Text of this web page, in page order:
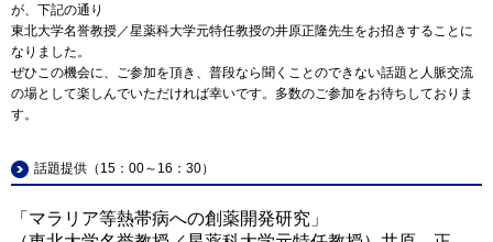
が、下記の通り
東北大学名誉教授／星薬科大学元特任教授の井原正隆先生をお招きすることに
なりました。
ぜひこの機会に、ご参加を頂き、普段なら聞くことのできない話題と人脈交流
の場として楽しんでいただければ幸いです。多数のご参加をお待ちしておりま
す。
話題提供（15：00～16：30）
「マラリア等熱帯病への創薬開発研究」